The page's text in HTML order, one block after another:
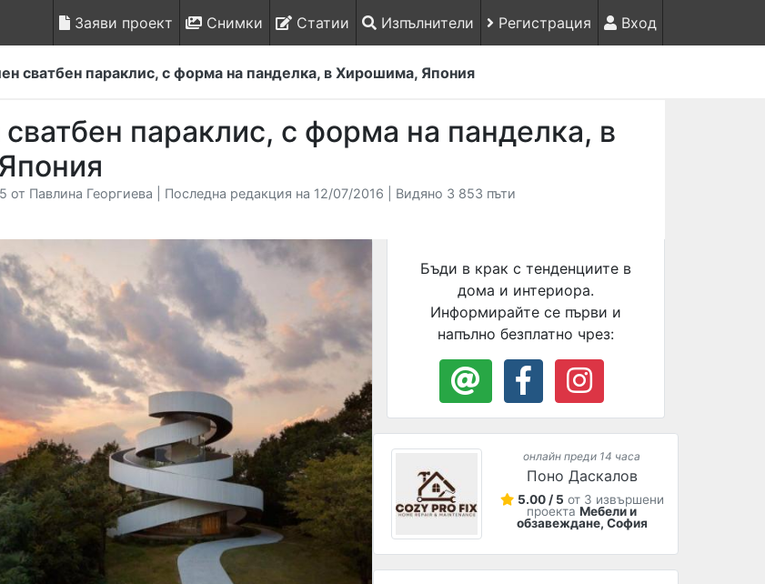
Заяви проект Снимки Статии Изпълнители Регистрация Вход
сватбен параклис, с форма на панделка, в Хирошима, Япония
параклис, с форма на панделка, в
от Павлина Георгиева | Последна редакция на 12/07/2016 | Видяно 3 853 пъти
Бъди в крак с тенденциите в
дома и интериора.
Информирайте се първи и
напълно безплатно чрез:
онлайн преди 14 часа
Поно Даскалов
5.00 / 5 от 3 извършени
проектаМебели и
обзавеждане, София